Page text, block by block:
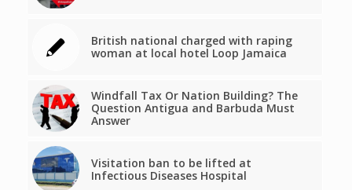
British national charged with raping
woman at local hotel Loop Jamaica
Windfall Tax Or Nation Building? The
Question Antigua and Barbuda Must
Answer
Visitation ban to be lifted at
Infectious Diseases Hospital